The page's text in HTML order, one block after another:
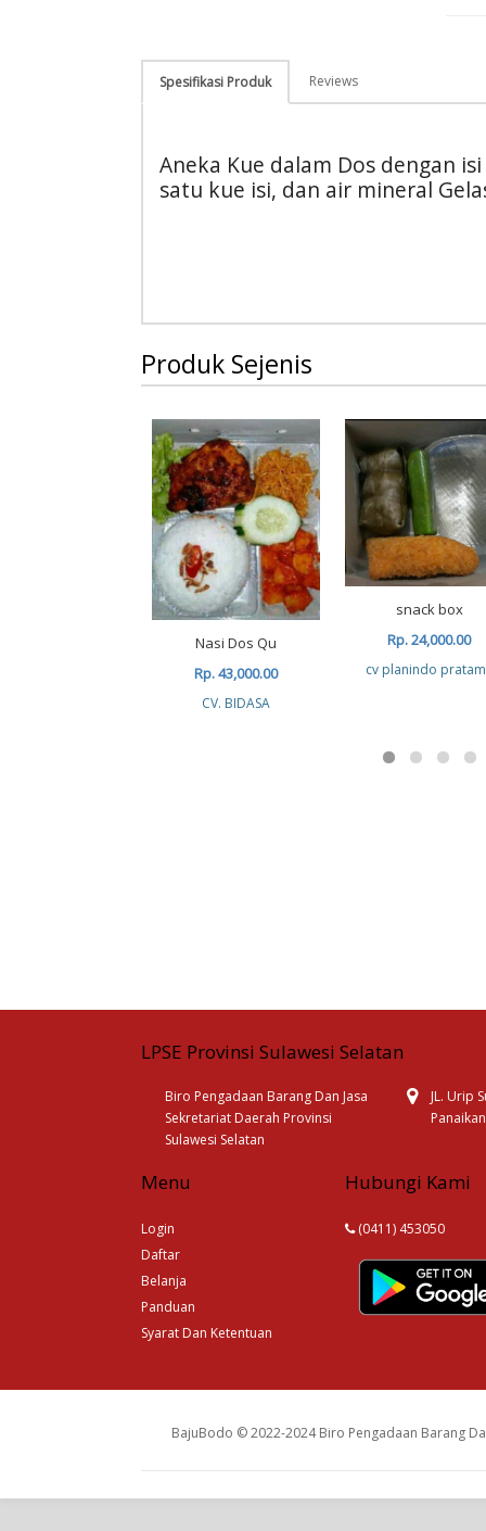
Spesifikasi Produk Reviews
Aneka Kue dalam Dos dengan
satu kue isi, dan air mineral
Produk Sejenis
Nasi Dos Qu
Rp. 43,000.00
CV. BIDASA
snack box
Rp. 24,000.00
cv planindo
LPSE Provinsi Sulawesi Selatan
Biro Pengadaan Barang Dan Jasa
Sekretariat Daerah Provinsi
Sulawesi Selatan
JL. Urip
Menu
Login
Daftar
Belanja
Panduan
Syarat Dan Ketentuan
Hubungi Kami
(0411) 453050
BajuBodo © 2022-2024 Biro Pengadaan Barang